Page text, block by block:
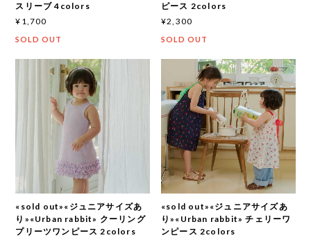
スリーブ 4colors
¥1,700
SOLD OUT
ピース 2colors
¥2,300
SOLD OUT
«sold out»«ジュニアサイズあ
り»«Urban rabbit» クーリング
プリーツワンピース 2colors
«sold out»«ジュニアサイズあ
り»«Urban rabbit» チェリーワ
ンピース 2colors